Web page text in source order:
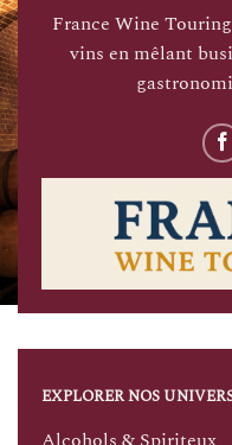
France Wine
vins en mêlant
EXPLORER NOS